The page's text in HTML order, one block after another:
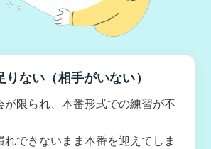
ない（相手がいない）
が限られ、本番形式での練習が不
れできないまま本番を迎えてしま